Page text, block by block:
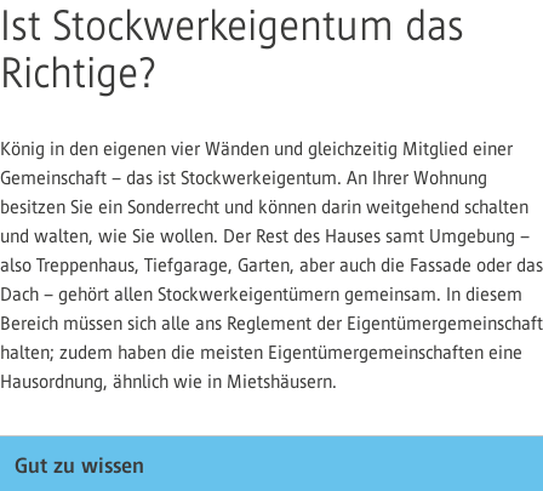
Ist Stockwerkeigentum das
Richtige?
König in den eigenen vier Wänden und gleichzeitig Mitglied einer
Gemeinschaft – das ist Stockwerkeigentum. An Ihrer Wohnung
besitzen Sie ein Sonderrecht und können darin weitgehend schalten
und walten, wie Sie wollen. Der Rest des Hauses samt Umgebung –
also Treppenhaus, Tiefgarage, Garten, aber auch die Fassade oder das
Dach – gehört allen Stockwerkeigentümern gemeinsam. In diesem
Bereich müssen sich alle ans Reglement der Eigentümergemeinschaft
halten; zudem haben die meisten Eigentümergemeinschaften eine
Hausordnung, ähnlich wie in Mietshäusern.
Gut zu wissen